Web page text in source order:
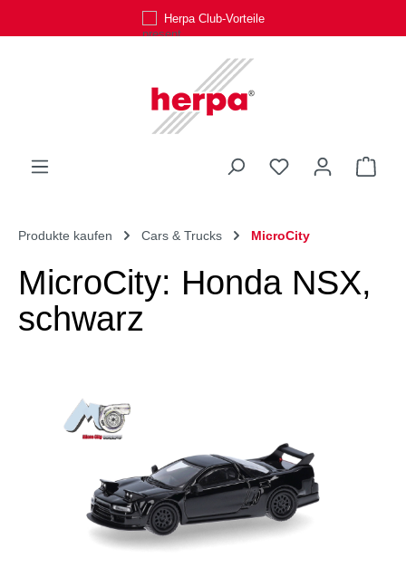
Zum Hauptinhalt springenHerpa Club-Vorteile
Du hast 0
Produkte kaufen Cars & Trucks MicroCity
MicroCity: Honda NSX,
schwarz
Bildergalerie überspringen